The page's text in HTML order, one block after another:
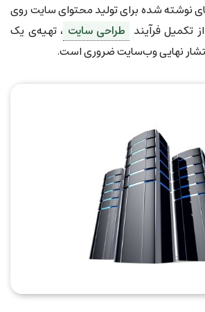
نوشته شده برای تولید محتوای سایت روی
تکمیل فرآیند طراحی سایت ، تهیه‌ی یک
نهایی وب‌سایت ضروری است.